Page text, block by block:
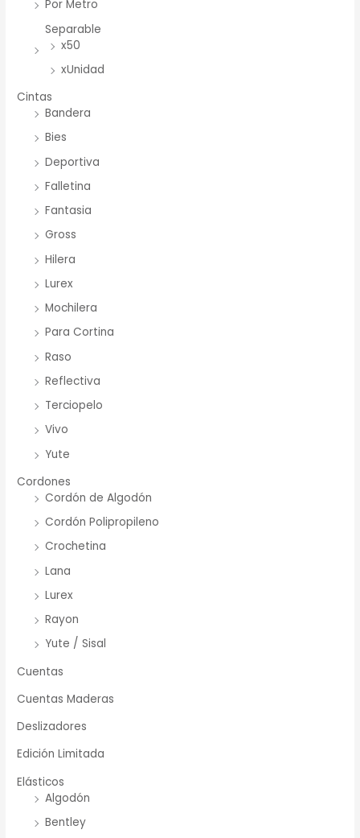
Por Metro
Separable
x50
xUnidad
Cintas
Bandera
Bies
Deportiva
Falletina
Fantasia
Gross
Hilera
Lurex
Mochilera
Para Cortina
Raso
Reflectiva
Terciopelo
Vivo
Yute
Cordones
Cordón de Algodón
Cordón Polipropileno
Crochetina
Lana
Lurex
Rayon
Yute / Sisal
Cuentas
Cuentas Maderas
Deslizadores
Edición Limitada
Elásticos
Algodón
Bentley